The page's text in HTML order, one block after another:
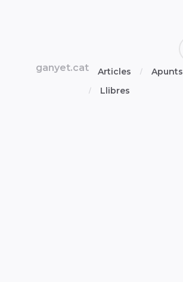
ganyet.cat Articles
Apunts
Llibres